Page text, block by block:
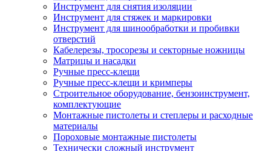
Инструмент для снятия изоляции
Инструмент для стяжек и маркировки
Инструмент для шинообработки и пробивки
отверстий
Кабелерезы, тросорезы и секторные ножницы
Матрицы и насадки
Ручные пресс-клещи
Ручные пресс-клещи и кримперы
Строительное оборудование, бензоинструмент,
комплектующие
Монтажные пистолеты и степлеры и расходные
материалы
Пороховые монтажные пистолеты
Технически сложный инструмент